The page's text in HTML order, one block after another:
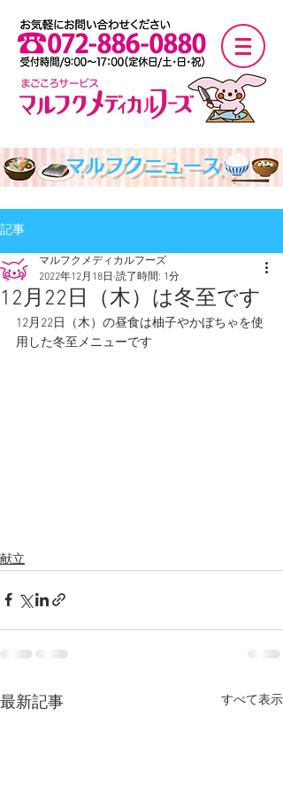
マルフクニュース
記事
12月22日（木）は冬至です
マルフクメディカルフーズ
2022年12月18日 読了時間: 1分
12月22日（木）の昼食は柚子やかぼちゃを使
用した冬至メニューです
献立
最新記事 すべて表示